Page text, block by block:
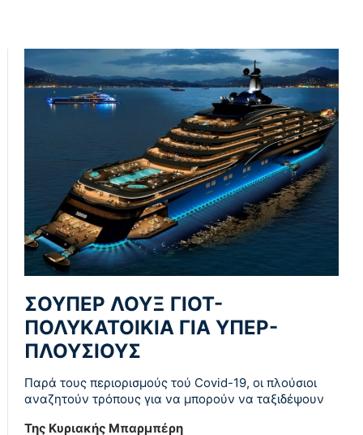
ΣΟΥΠΕΡ ΛΟΥΞ ΓΙΟΤ-
ΠΟΛΥΚΑΤΟΙΚΙΑ ΓΙΑ ΥΠΕΡ-
ΠΛΟΥΣΙΟΥΣ
Παρά τους περιορισμούς τού Covid-19, οι πλούσιοι
αναζητούν τρόπους για να μπορούν να ταξιδέψουν
Της Κυριακής Μπαρμπέρη